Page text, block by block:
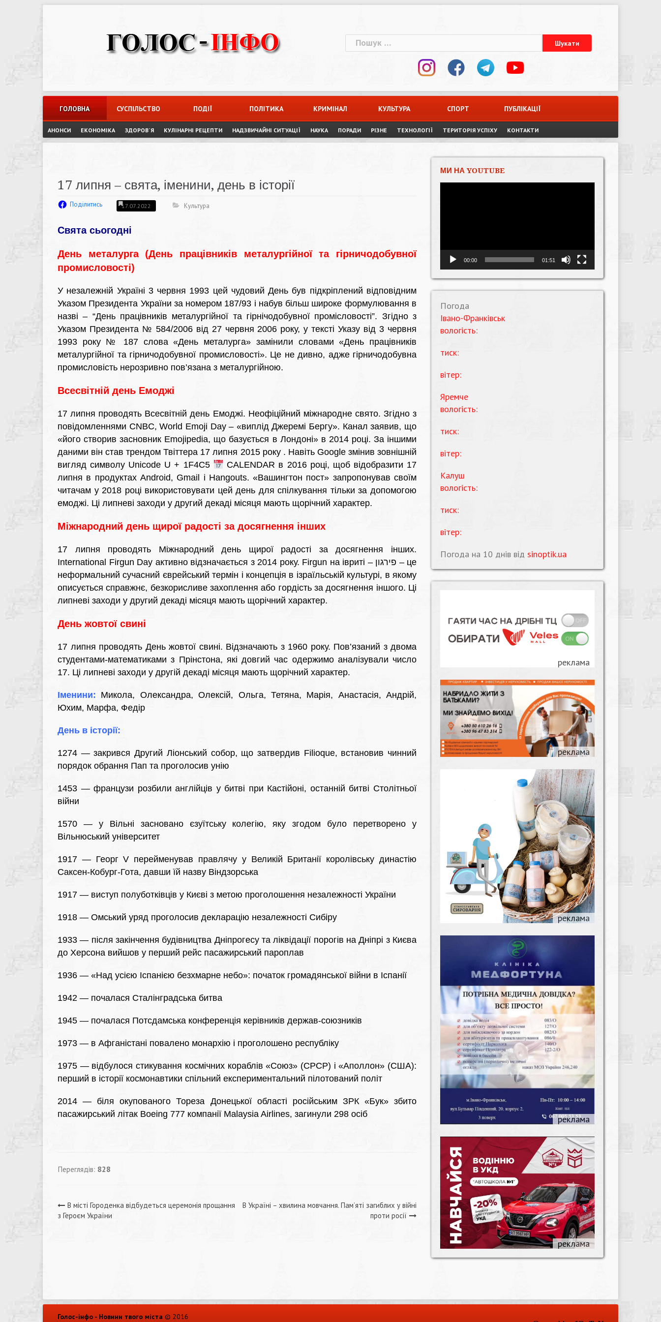
Пошук:
ГОЛОВНА СУСПІЛЬСТВО ПОДІЇ ПОЛІТИКА КРИМІНАЛ КУЛЬТУРА СПОРТ ПУБЛІКАЦІЇ
АНОНСИ ЕКОНОМІКА ЗДОРОВ`Я КУЛІНАРНІ РЕЦЕПТИ НАДЗВИЧАЙНІ СИТУАЦІЇ НАУКА ПОРАДИ РІЗНЕ ТЕХНОЛОГІЇ ТЕРИТОРІЯ УСПІХУ КОНТАКТИ
17 липня – свята, іменини, день в історії
Поділитись 17.07.2022 Культура
Свята сьогодні
День металурга (День працівників металургійної та гірничодобувної
промисловості)
У незалежній Україні 3 червня 1993 цей чудовий День був підкріплений відповідним
Указом Президента України за номером 187/93 і набув більш широке формулювання в
назві – “День працівників металургійної та гірнічодобувної промісловості”. Згідно з
Указом Президента № 584/2006 від 27 червня 2006 року, у тексті Указу від 3 червня
1993 року № 187 слова «День металурга» замінили словами «День працівників
металургійної та гірничодобувної промисловості». Це не дивно, адже гірничодобувна
промисловість нерозривно пов’язана з металургійною.
Всесвітній день Емоджі
17 липня проводять Всесвітній день Емоджі. Неофіційний міжнародне свято. Згідно з
повідомленнями CNBC, World Emoji Day – «виплід Джеремі Бергу». Канал заявив, що
«його створив засновник Emojipedia, що базується в Лондоні» в 2014 році. За іншими
даними він став трендом Твіттера 17 липня 2015 року . Навіть Google змінив зовнішній
вигляд символу Unicode U + 1F4C5
CALENDAR в 2016 році, щоб відобразити 17
липня в продуктах Android, Gmail і Hangouts. «Вашингтон пост» запропонував своїм
читачам у 2018 році використовувати цей день для спілкування тільки за допомогою
емоджі. Ці липневі заходи у другий декаді місяця мають щорічний характер.
Міжнародний день щирої радості за досягнення інших
17 липня проводять Міжнародний день щирої радості за досягнення інших.
International Firgun Day активно відзначається з 2014 року. Firgun на івриті – פירגון – це
неформальний сучасний єврейський термін і концепція в ізраїльській культурі, в якому
описується справжнє, безкорисливе захоплення або гордість за досягнення іншого. Ці
липневі заходи у другий декаді місяця мають щорічний характер.
День жовтої свині
17 липня проводять День жовтої свині. Відзначають з 1960 року. Пов’язаний з двома
студентами-математиками з Прінстона, які довгий час одержимо аналізували число
17. Ці липневі заходи у другій декаді місяця мають щорічний характер.
Іменини: Микола, Олександра, Олексій, Ольга, Тетяна, Марія, Анастасія, Андрій,
Юхим, Марфа, Федір
День в історії:
1274 — закрився Другий Ліонський собор, що затвердив Filioque, встановив чинний
порядок обрання Пап та проголосив унію
1453 — французи розбили англійців у битві при Кастійоні, останній битві Столітньої
війни
1570 — у Вільні засновано єзуїтську колегію, яку згодом було перетворено у
Вільнюський університет
1917 — Георг V перейменував правлячу у Великій Британії королівську династію
Саксен-Кобург-Гота, давши їй назву Віндзорська
1917 — виступ полуботківців у Києві з метою проголошення незалежності України
1918 — Омський уряд проголосив декларацію незалежності Сибіру
1933 — після закінчення будівництва Дніпрогесу та ліквідації порогів на Дніпрі з Києва
до Херсона вийшов у перший рейс пасажирський пароплав
1936 — «Над усією Іспанією безхмарне небо»: початок громадянської війни в Іспанії
1942 — почалася Сталінградська битва
1945 — почалася Потсдамська конференція керівників держав-союзників
1973 — в Афганістані повалено монархію і проголошено республіку
1975 — відбулося стикування космічних кораблів «Союз» (СРСР) і «Аполлон» (США):
перший в історії космонавтики спільний експериментальний пілотований політ
2014 — біля окупованого Тореза Донецької області російським ЗРК «Бук» збито
пасажирський літак Boeing 777 компанії Malaysia Airlines, загинули 298 осіб
Переглядів: 828
Навігація
В місті Городенка відбудеться церемонія прощання
з Героєм України
В Україні – хвилина мовчання. Пам’яті загиблих у війні
проти росії
МИ НА YOUTUBE
00:00 01:51
Погода
Івано-Франківськ
вологість:
тиск:
вітер:
Яремче
вологість:
тиск:
вітер:
Калуш
вологість:
тиск:
вітер:
Погода на 10 днів від sinoptik.ua
Голос-інфо - Новини твого міста © 2016